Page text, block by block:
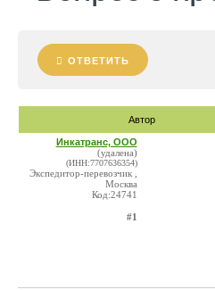
ОТВЕТИТЬ
Автор
Инкатранс, ООО
(удалена)
(ИНН:7707636354)
Экспедитор-перевозчик ,
Москва
Код:24741
#1